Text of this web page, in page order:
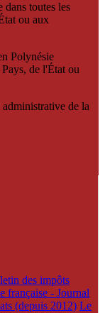
dans toutes les
ou aux
Polynésie
de l'État ou
de la
des impôts
française - Journal
(depuis 2012) Le